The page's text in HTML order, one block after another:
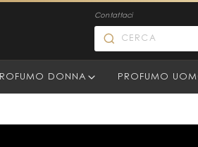
Contattaci
DONNA PROFUMO